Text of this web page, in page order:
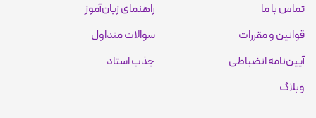
تماس با ما
قوانین و مقررات
آیین‌نامه انضباطی
وبلاگ
راهنمای زبان‌آموز
سوالات متداول
جذب استاد